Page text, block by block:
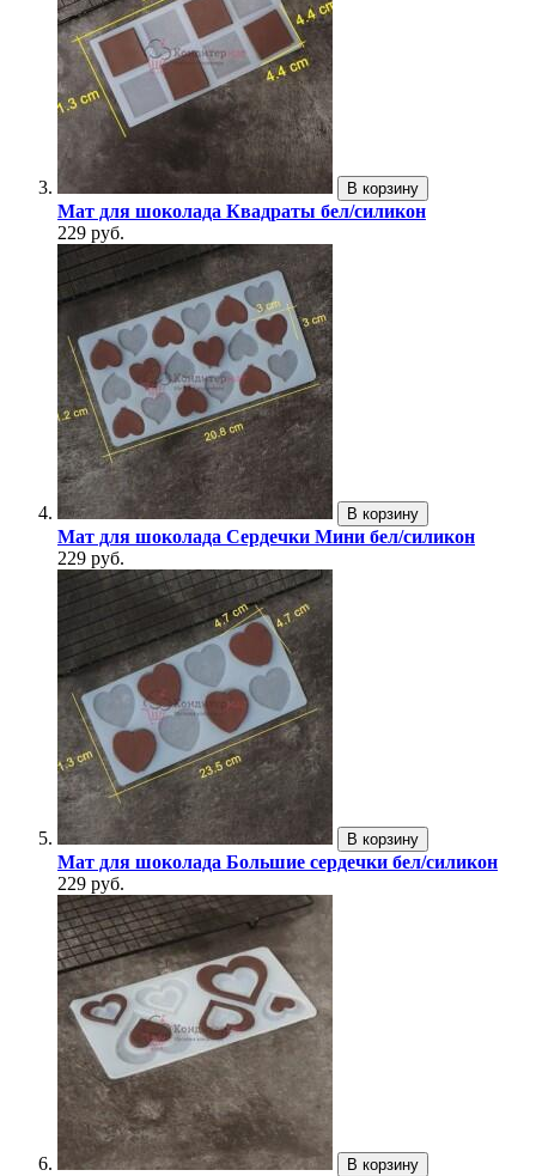
В корзину
Мат для шоколада Квадраты бел/силикон
229 руб.
В корзину
Мат для шоколада Сердечки Мини бел/силикон
229 руб.
В корзину
Мат для шоколада Большие сердечки бел/силикон
229 руб.
В корзину